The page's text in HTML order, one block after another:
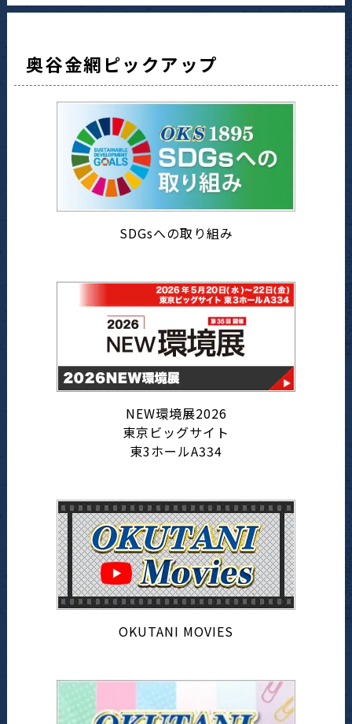
奥谷金網ピックアップ
SDGsへの取り組み
NEW環境展2026
東京ビッグサイト
東3ホールA334
OKUTANI MOVIES